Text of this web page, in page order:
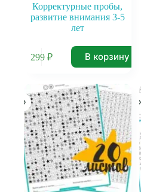
Корректурные пробы,
развитие внимания 3-5
лет
299 ₽ В корзину